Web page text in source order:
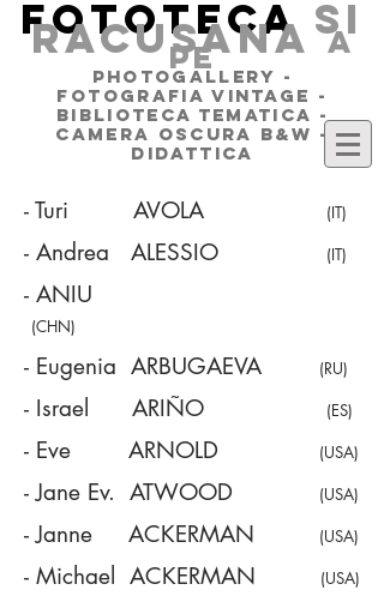
FOTOTECA SI
RACUSANAa
pe
PHOTOGALLERY -
FOTOGRAFIA VINTAGE -
BIBLIOTECA TEMATICA -
CAMERA OSCURA B&W -
DIDATTICA
- Turi AVOLA (IT)
- Andrea ALESSIO (IT)
- ANIU
(CHN)
- Eugenia ARBUGAEVA (RU)
- Israel ARIÑO (ES)
- Eve ARNOLD (USA)
- Jane Ev. ATWOOD (USA)
- Janne ACKERMAN (USA)
- Michael ACKERMAN (USA)